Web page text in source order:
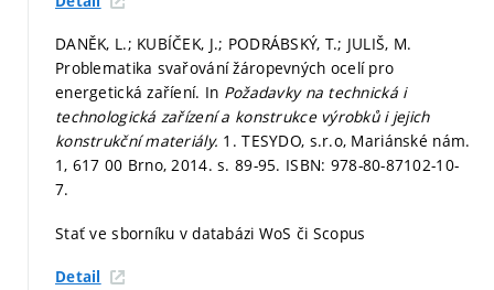
DANĚK, L.; KUBÍČEK, J.; PODRÁBSKÝ, T.; JULIŠ, M.
Problematika svařování žáropevných ocelí pro
energetická zaříení. In Požadavky na technická i
technologická zařízení a konstrukce výrobků i jejich
konstrukční materiály. 1. TESYDO, s.r.o, Mariánské nám.
1, 617 00 Brno, 2014.s. 89-95. ISBN: 978-80-87102-10-
7.
Stať ve sborníku v databázi WoS či Scopus
Detail